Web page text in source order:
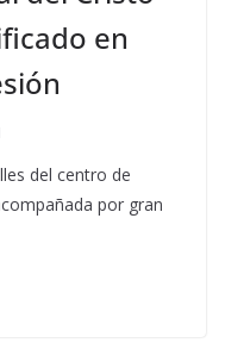
en
del centro de
por gran